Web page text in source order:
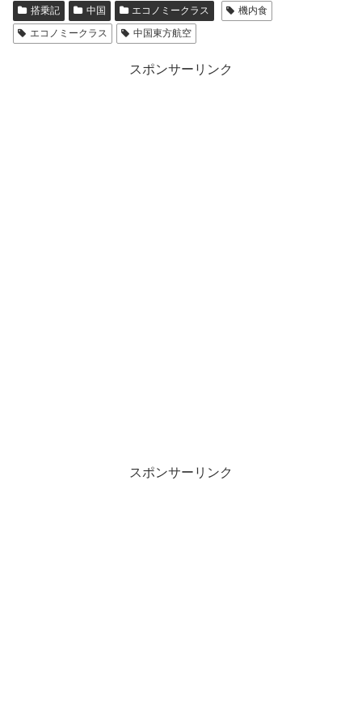
搭乗記 中国 エコノミークラス
機内食
エコノミークラス
中国東方航空
スポンサーリンク
スポンサーリンク